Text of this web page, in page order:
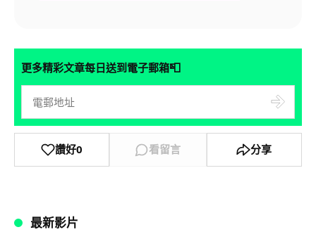
更多精彩文章每日送到電子郵箱📮
讚好0 看留言 分享
最新影片